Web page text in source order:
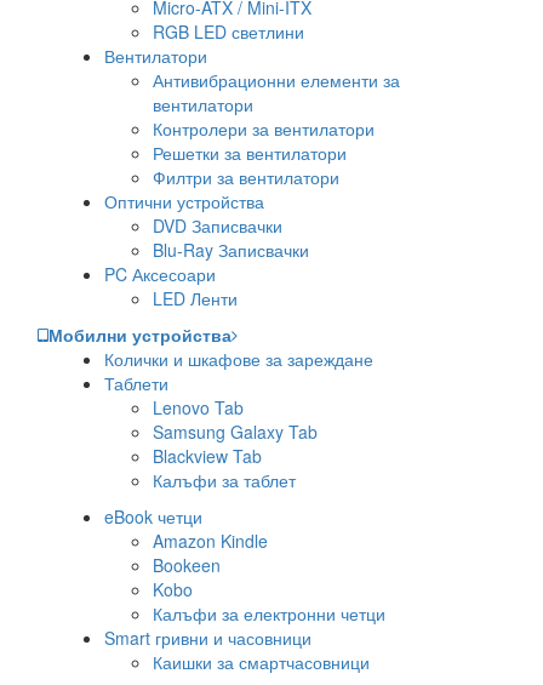
Micro-ATX / Mini-ITX
RGB LED светлини
Вентилатори
Антивибрационни елементи за
вентилатори
Контролери за вентилатори
Решетки за вентилатори
Филтри за вентилатори
Оптични устройства
DVD Записвачки
Blu-Ray Записвачки
PC Аксесоари
LED Ленти
Мобилни устройства
Колички и шкафове за зареждане
Таблети
Lenovo Tab
Samsung Galaxy Tab
Blackview Tab
Калъфи за таблет
eBook четци
Amazon Kindle
Bookeen
Kobo
Калъфи за електронни четци
Smart гривни и часовници
Каишки за смартчасовници